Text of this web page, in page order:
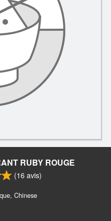
RUBY ROUGE
(16avis)
Chinese